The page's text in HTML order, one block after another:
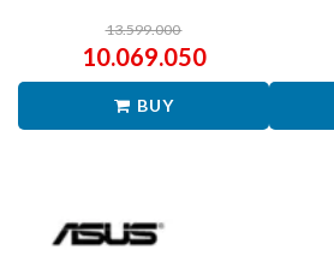
13.599.000
10.069.050
BUY